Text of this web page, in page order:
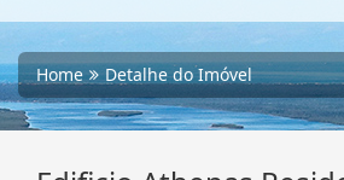
Home Detalhe do Imóvel